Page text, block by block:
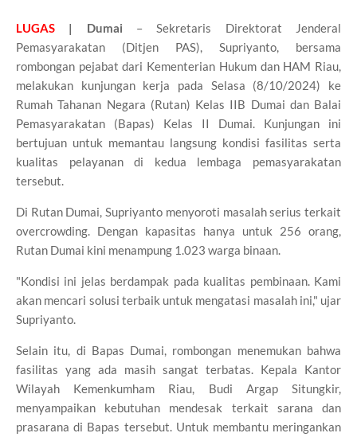
LUGAS | Dumai – Sekretaris Direktorat Jenderal
Pemasyarakatan (Ditjen PAS), Supriyanto, bersama
rombongan pejabat dari Kementerian Hukum dan HAM Riau,
melakukan kunjungan kerja pada Selasa (8/10/2024) ke
Rumah Tahanan Negara (Rutan) Kelas IIB Dumai dan Balai
Pemasyarakatan (Bapas) Kelas II Dumai. Kunjungan ini
bertujuan untuk memantau langsung kondisi fasilitas serta
kualitas pelayanan di kedua lembaga pemasyarakatan
tersebut.
Di Rutan Dumai, Supriyanto menyoroti masalah serius terkait
overcrowding. Dengan kapasitas hanya untuk 256 orang,
Rutan Dumai kini menampung 1.023 warga binaan.
"Kondisi ini jelas berdampak pada kualitas pembinaan. Kami
akan mencari solusi terbaik untuk mengatasi masalah ini," ujar
Supriyanto.
Selain itu, di Bapas Dumai, rombongan menemukan bahwa
fasilitas yang ada masih sangat terbatas. Kepala Kantor
Wilayah Kemenkumham Riau, Budi Argap Situngkir,
menyampaikan kebutuhan mendesak terkait sarana dan
prasarana di Bapas tersebut. Untuk membantu meringankan